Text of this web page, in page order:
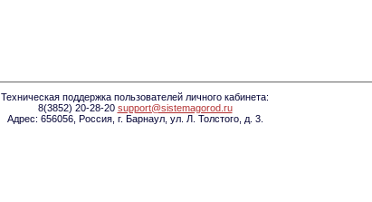
Техническая поддержка пользователей личного кабинета:
8(3852) 20-28-20 support@sistemagorod.ru
Адрес: 656056, Россия, г. Барнаул, ул. Л. Толстого, д. 3.